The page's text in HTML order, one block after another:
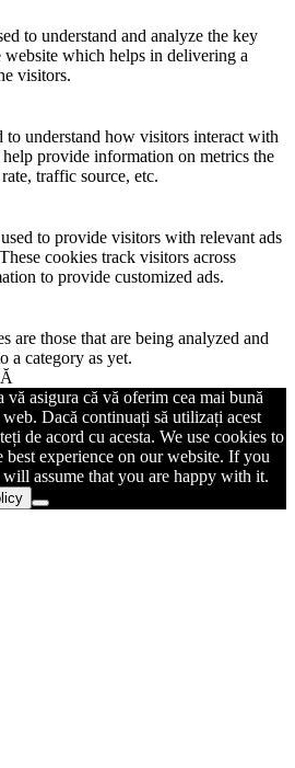
to understand and analyze the key
website which helps in delivering a
visitors.
to understand how visitors interact with
provide information on metrics the
traffic source, etc.
to provide visitors with relevant ads
cookies track visitors across
to provide customized ads.
are those that are being analyzed and
a category as yet.
asigura că vă oferim cea mai bună
Dacă continuați să utilizați acest
de acord cu acesta. We use cookies to
best experience on our website. If you
assume that you are happy with it.